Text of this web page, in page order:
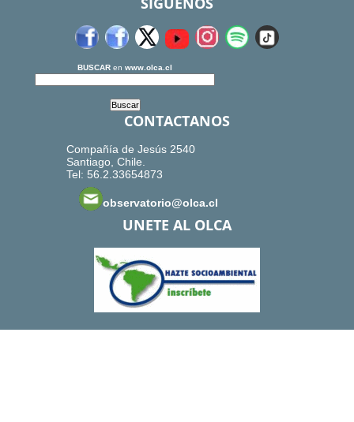
BUSCAR en www.olca.cl
CONTACTANOS
Compañía de Jesús 2540
Santiago, Chile.
Tel: 56.2.33654873
observatorio@olca.cl
UNETE AL OLCA